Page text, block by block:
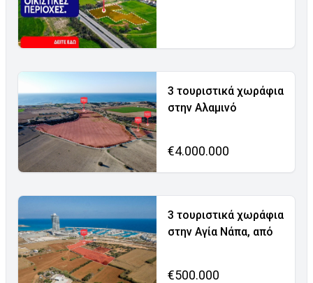
3 τουριστικά χωράφια
στην Αλαμινό
€4.000.000
3 τουριστικά χωράφια
στην Αγία Νάπα, από
€500.000